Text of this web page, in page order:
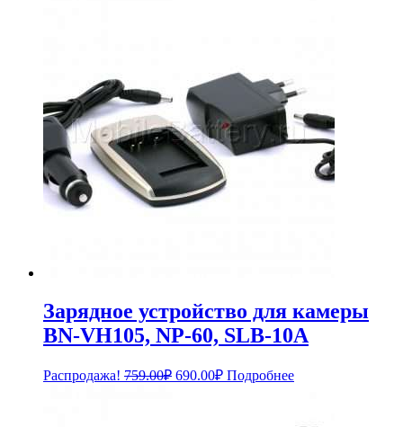
Зарядное устройство для камеры
BN-VH105, NP-60, SLB-10A
Распродажа! 759.00₽ Первоначальная
690.00₽Текущая
Подробнее